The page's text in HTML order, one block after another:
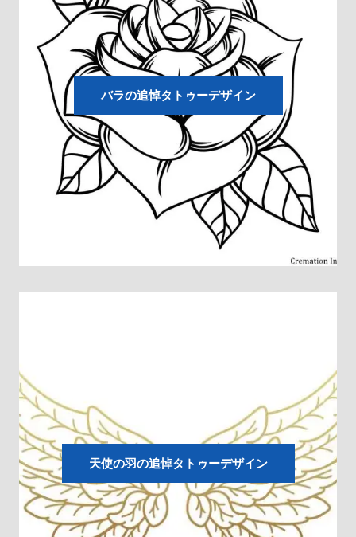
バラの追悼タトゥーデザイン
天使の羽の追悼タトゥーデザイン